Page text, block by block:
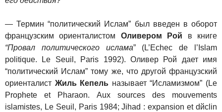
— Термин “политический Ислам” был введен в оборот
французским ориенталистом Оливером Рой в книге
“Провал политического ислама” (L’Echec de l’Islam
politique. Le Seuil, Paris 1992). Оливер Рой дает имя
“политический Ислам” тому же, что другой французский
ориенталист Жиль Кепель называет “Исламизмом” (Le
Prophete et Pharaon. Aux sources des mouvements
islamistes, Le Seuil, Paris 1984; Jihad : expansion et dйclin